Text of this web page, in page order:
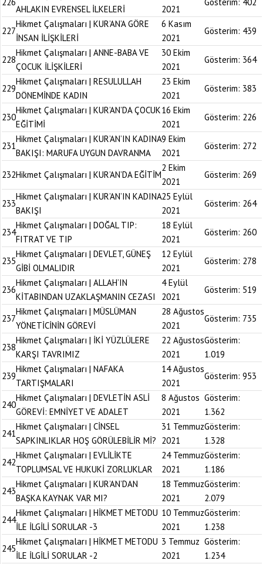
AHLAKIN EVRENSEL İLKELERİ
2021
227
Hikmet Çalışmaları | KUR’AN’A GÖRE
İNSAN İLİŞKİLERİ
6 Kasım
2021
Gösterim: 439
228
Hikmet Çalışmaları | ANNE-BABA VE
ÇOCUK İLİŞKİLERİ
30 Ekim
2021
Gösterim: 364
229
Hikmet Çalışmaları | RESULULLAH
DÖNEMİNDE KADIN
23 Ekim
2021
Gösterim: 383
230
Hikmet Çalışmaları | KUR’AN’DA ÇOCUK
EĞİTİMİ
16 Ekim
2021
Gösterim: 226
231
Hikmet Çalışmaları | KUR’AN’IN KADINA
BAKIŞI: MARUFA UYGUN DAVRANMA
9 Ekim
2021
Gösterim: 272
232Hikmet Çalışmaları | KUR’AN’DA EĞİTİM
2 Ekim
2021
Gösterim: 269
233
Hikmet Çalışmaları | KUR’AN’IN KADINA
BAKIŞI
25 Eylül
2021
Gösterim: 264
234
Hikmet Çalışmaları | DOĞAL TIP:
FITRAT VE TIP
18 Eylül
2021
Gösterim: 260
235
Hikmet Çalışmaları | DEVLET, GÜNEŞ
GİBİ OLMALIDIR
12 Eylül
2021
Gösterim: 278
236
Hikmet Çalışmaları | ALLAH’IN
KİTABINDAN UZAKLAŞMANIN CEZASI
4 Eylül
2021
Gösterim: 519
237
Hikmet Çalışmaları | MÜSLÜMAN
YÖNETİCİNİN GÖREVİ
28 Ağustos
2021
Gösterim: 735
238
Hikmet Çalışmaları | İKİ YÜZLÜLERE
KARŞI TAVRIMIZ
22 Ağustos
2021
Gösterim:
1.019
239
Hikmet Çalışmaları | NAFAKA
TARTIŞMALARI
14 Ağustos
2021
Gösterim: 953
240
Hikmet Çalışmaları | DEVLETİN ASLİ
GÖREVİ: EMNİYET VE ADALET
8 Ağustos
2021
Gösterim:
1.362
241
Hikmet Çalışmaları | CİNSEL
SAPKINLIKLAR HOŞ GÖRÜLEBİLİR Mİ?
31 Temmuz
2021
Gösterim:
1.328
242
Hikmet Çalışmaları | EVLİLİKTE
TOPLUMSAL VE HUKUKİ ZORLUKLAR
24 Temmuz
2021
Gösterim:
1.186
243
Hikmet Çalışmaları | KUR’AN’DAN
BAŞKA KAYNAK VAR MI?
18 Temmuz
2021
Gösterim:
2.079
244
Hikmet Çalışmaları | HİKMET METODU
İLE İLGİLİ SORULAR -3
10 Temmuz
2021
Gösterim:
1.238
245
Hikmet Çalışmaları | HİKMET METODU
İLE İLGİLİ SORULAR -2
3 Temmuz
2021
Gösterim:
1.234